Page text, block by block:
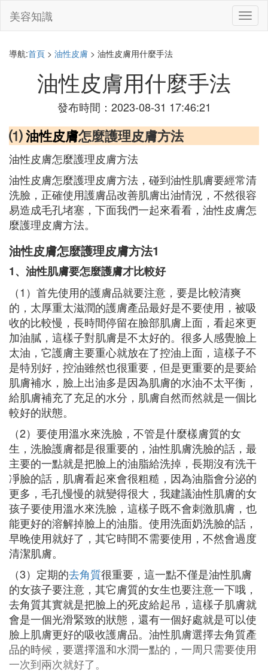
切
換
美容知識
導航:首頁 > 油性皮膚 > 油性皮膚用什麼手法
油性皮膚用什麼手法
發布時間：2023-08-31 17:46:21
⑴油性皮膚怎麼護理皮膚方法
油性皮膚怎麼護理皮膚方法
油性皮膚怎麼護理皮膚方法，碰到油性肌膚要經常清
洗臉，正確使用護膚品改善肌膚出油情況，不然很容
易造成毛孔堵塞，下面我們一起來看看，油性皮膚怎
麼護理皮膚方法。
油性皮膚怎麼護理皮膚方法1
1、油性肌膚要怎麼護膚才比較好
（1）首先使用的護膚品就要注意，要是比較清爽
的，太厚重太滋潤的護膚產品最好是不要使用，被吸
收的比較慢，長時間停留在臉部肌膚上面，看起來更
加油膩，這樣子對肌膚是不太好的。很多人感覺臉上
太油，它護膚主要重心就放在了控油上面，這樣子不
是特別好，控油雖然也很重要，但是更重要的是要給
肌膚補水，臉上出油多是因為肌膚的水油不太平衡，
給肌膚補充了充足的水分，肌膚自然而然就是一個比
較好的狀態。
（2）要使用溫水來洗臉，不管是什麼樣膚質的女
生，洗臉護膚都是很重要的，油性肌膚洗臉的話，最
主要的一點就是把臉上的油脂給洗掉，長期沒有洗干
凈臉的話，肌膚看起來會很粗糙，因為油脂會分泌的
更多，毛孔慢慢的就變得很大，我建議油性肌膚的女
孩子要使用溫水來洗臉，這樣子既不會刺激肌膚，也
能更好的溶解掉臉上的油脂。使用洗面奶洗臉的話，
早晚使用就好了，其它時間不需要使用，不然會過度
清潔肌膚。
（3）定期的去角質很重要，這一點不僅是油性肌膚
的女孩子要注意，其它膚質的女生也要注意一下哦，
去角質其實就是把臉上的死皮給起吊，這樣子肌膚就
會是一個光滑緊致的狀態，還有一個好處就是可以使
臉上肌膚更好的吸收護膚品。油性肌膚選擇去角質產
品的時候，要選擇溫和水潤一點的，一周只需要使用
一次到兩次就好了。